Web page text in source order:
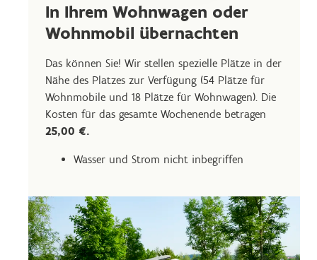
In Ihrem Wohnwagen oder
Wohnmobil übernachten
Das können Sie! Wir stellen spezielle Plätze in der
Nähe des Platzes zur Verfügung (54 Plätze für
Wohnmobile und 18 Plätze für Wohnwagen). Die
Kosten für das gesamte Wochenende betragen
25,00 €.
Wasser und Strom nicht inbegriffen